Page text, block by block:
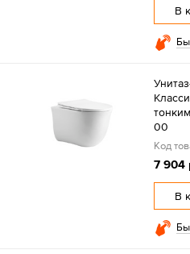
В
00
Код
7 904
В